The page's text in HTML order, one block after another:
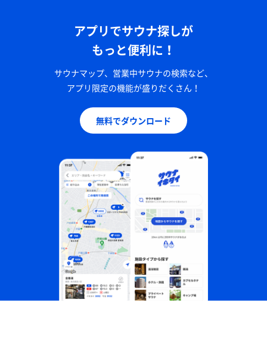
アプリでサウナ探しが
もっと便利に！
サウナマップ、営業中サウナの検索など、
アプリ限定の機能が盛りだくさん！
無料でダウンロード